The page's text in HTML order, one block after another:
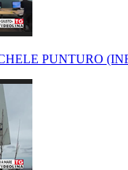
PUNTURO